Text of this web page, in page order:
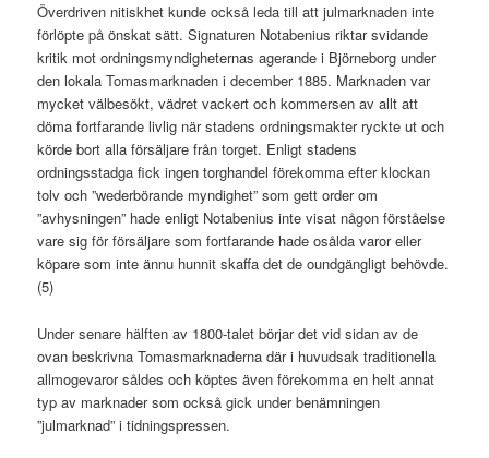
Överdriven nitiskhet kunde också leda till att julmarknaden inte
förlöpte på önskat sätt. Signaturen Notabenius riktar svidande
kritik mot ordningsmyndigheternas agerande i Björneborg under
den lokala Tomasmarknaden i december 1885. Marknaden var
mycket välbesökt, vädret vackert och kommersen av allt att
döma fortfarande livlig när stadens ordningsmakter ryckte ut och
körde bort alla försäljare från torget. Enligt stadens
ordningsstadga fick ingen torghandel förekomma efter klockan
tolv och ”wederbörande myndighet” som gett order om
”avhysningen” hade enligt Notabenius inte visat någon förståelse
vare sig för försäljare som fortfarande hade osålda varor eller
köpare som inte ännu hunnit skaffa det de oundgängligt behövde.
(5)
Under senare hälften av 1800-talet börjar det vid sidan av de
ovan beskrivna Tomasmarknaderna där i huvudsak traditionella
allmogevaror såldes och köptes även förekomma en helt annat
typ av marknader som också gick under benämningen
”julmarknad” i tidningspressen.